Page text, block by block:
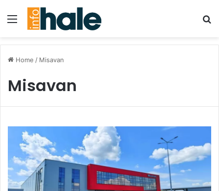
Menu
Home / Misavan
Misavan